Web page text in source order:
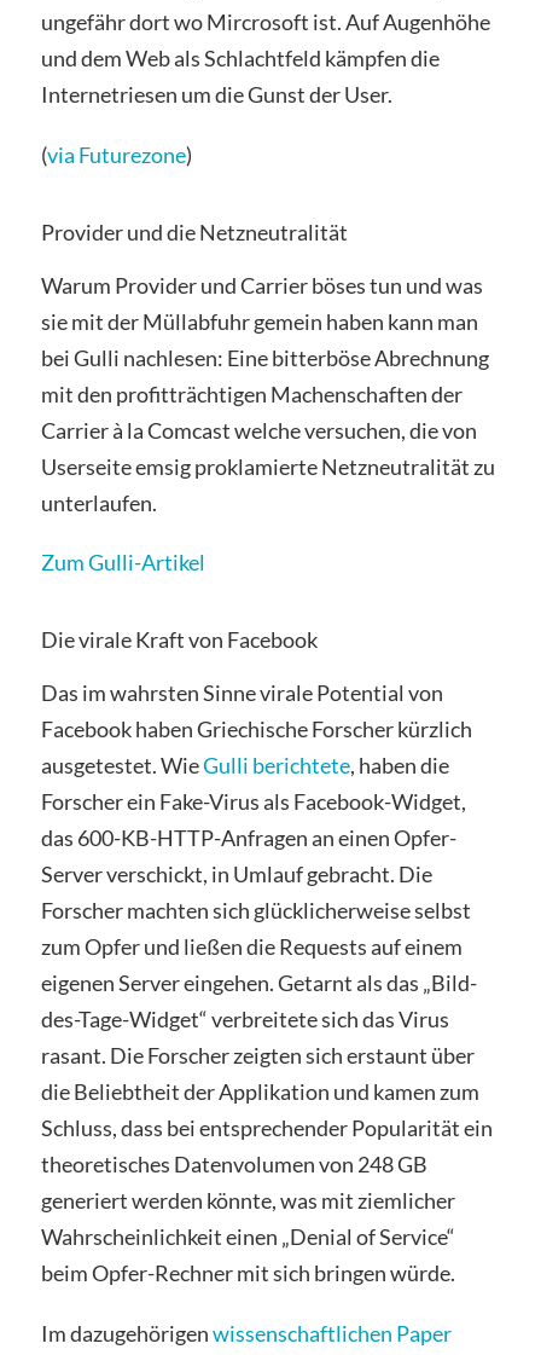
ungefähr dort wo Mircrosoft ist. Auf Augenhöhe
und dem Web als Schlachtfeld kämpfen die
Internetriesen um die Gunst der User.
(via Futurezone)
Provider und die Netzneutralität
Warum Provider und Carrier böses tun und was
sie mit der Müllabfuhr gemein haben kann man
bei Gulli nachlesen: Eine bitterböse Abrechnung
mit den profitträchtigen Machenschaften der
Carrier à la Comcast welche versuchen, die von
Userseite emsig proklamierte Netzneutralität zu
unterlaufen.
Zum Gulli-Artikel
Die virale Kraft von Facebook
Das im wahrsten Sinne virale Potential von
Facebook haben Griechische Forscher kürzlich
ausgetestet. WieGulli berichtete, haben die
Forscher ein Fake-Virus als Facebook-Widget,
das 600-KB-HTTP-Anfragen an einen Opfer-
Server verschickt, in Umlauf gebracht. Die
Forscher machten sich glücklicherweise selbst
zum Opfer und ließen die Requests auf einem
eigenen Server eingehen. Getarnt als das „Bild-
des-Tage-Widget“ verbreitete sich das Virus
rasant. Die Forscher zeigten sich erstaunt über
die Beliebtheit der Applikation und kamen zum
Schluss, dass bei entsprechender Popularität ein
theoretisches Datenvolumen von 248 GB
generiert werden könnte, was mit ziemlicher
Wahrscheinlichkeit einen „Denial of Service“
beim Opfer-Rechner mit sich bringen würde.
Im dazugehörigenwissenschaftlichen Paper